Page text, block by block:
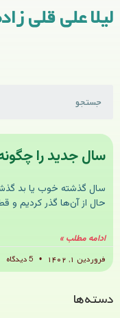
لیلا علی قلی
سال جدید را
سال گذشته خوب یا بد
حال از آن‌ها گذر کردیم و
ادامه مطلب »
فروردین ۱, ۱۴۰۲
دسته‌ها